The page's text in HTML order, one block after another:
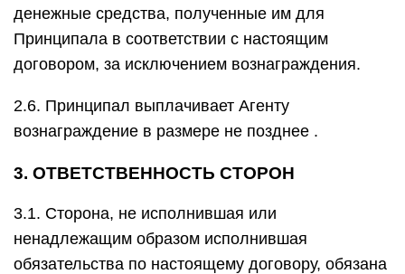
денежные средства, полученные им для
Принципала в соответствии с настоящим
договором, за исключением вознаграждения.
2.6. Принципал выплачивает Агенту
вознаграждение в размере не позднее .
3. ОТВЕТСТВЕННОСТЬ СТОРОН
3.1. Сторона, не исполнившая или
ненадлежащим образом исполнившая
обязательства по настоящему договору, обязана